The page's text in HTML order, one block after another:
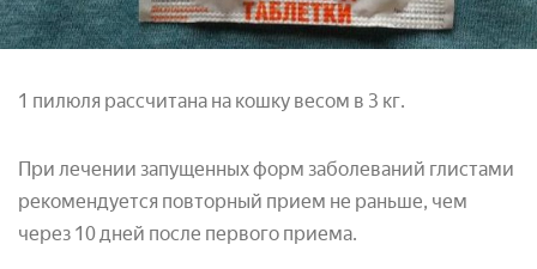
1 пилюля рассчитана на кошку весом в 3 кг.
При лечении запущенных форм заболеваний глистами
рекомендуется повторный прием не раньше, чем
через 10 дней после первого приема.